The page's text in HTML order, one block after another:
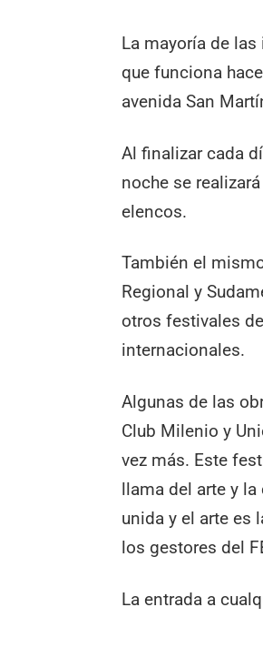
La mayoría de
que funciona
avenida San
Al finalizar cada
noche se
elencos.
También el
Regional y
otros festivales
internacionales.
Algunas de las
Club Milenio y
vez más. Este
llama del arte y
unida y el arte es
los gestores del
La entrada a